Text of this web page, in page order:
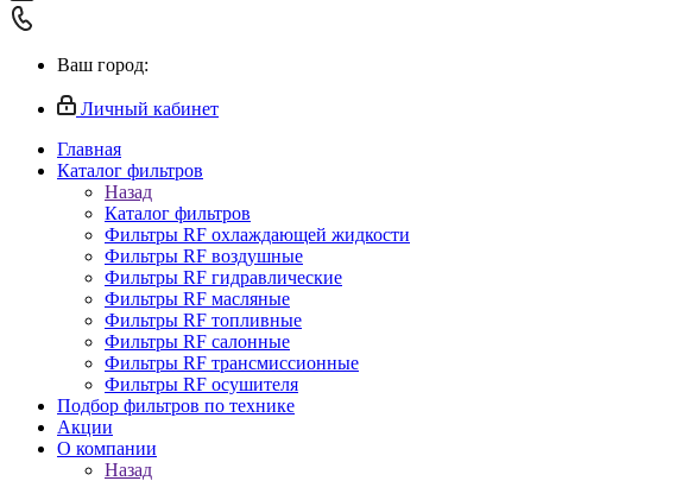
Ваш город:
Личный кабинет
Главная
Каталог фильтров
Назад
Каталог фильтров
Фильтры RF охлаждающей жидкости
Фильтры RF воздушные
Фильтры RF гидравлические
Фильтры RF масляные
Фильтры RF топливные
Фильтры RF салонные
Фильтры RF трансмиссионные
Фильтры RF осушителя
Подбор фильтров по технике
Акции
О компании
Назад